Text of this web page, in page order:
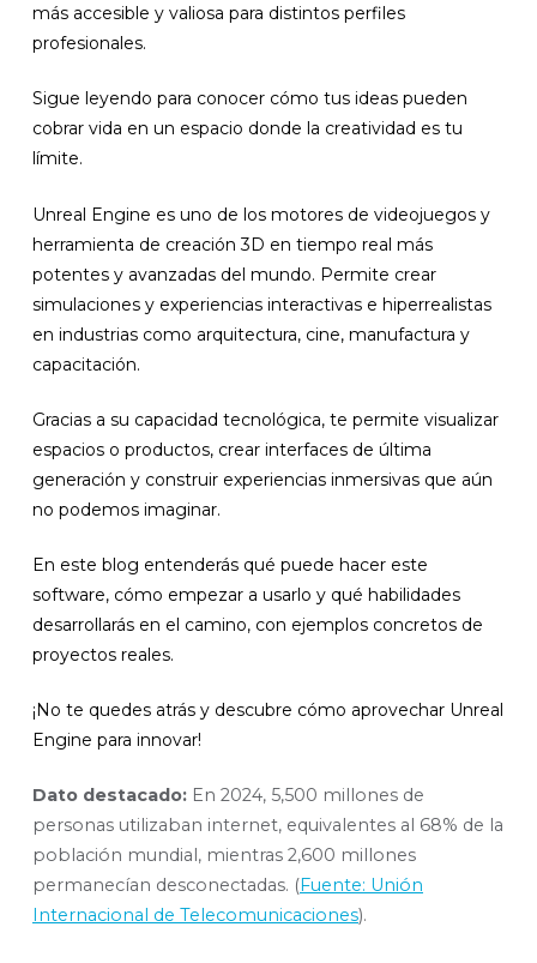
más accesible y valiosa para distintos perfiles
profesionales.
Sigue leyendo para conocer cómo tus ideas pueden
cobrar vida en un espacio donde la creatividad es tu
límite.
Unreal Engine es uno de los motores de videojuegos y
herramienta de creación 3D en tiempo real más
potentes y avanzadas del mundo. Permite crear
simulaciones y experiencias interactivas e hiperrealistas
en industrias como arquitectura, cine, manufactura y
capacitación.
Gracias a su capacidad tecnológica, te permite visualizar
espacios o productos, crear interfaces de última
generación y construir experiencias inmersivas que aún
no podemos imaginar.
En este blog entenderás qué puede hacer este
software, cómo empezar a usarlo y qué habilidades
desarrollarás en el camino, con ejemplos concretos de
proyectos reales.
¡No te quedes atrás y descubre cómo aprovechar Unreal
Engine para innovar!
Dato destacado: En 2024, 5,500 millones de
personas utilizaban internet, equivalentes al 68% de la
población mundial, mientras 2,600 millones
permanecían desconectadas. (Fuente: Unión
Internacional de Telecomunicaciones).